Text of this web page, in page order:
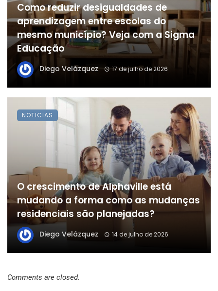
Como reduzir desigualdades de
aprendizagem entre escolas do
mesmo município? Veja com a Sigma
Educação
Diego Velázquez 17 de julho de 2026
O crescimento de Alphaville está
mudando a forma como as mudanças
residenciais são planejadas?
Diego Velázquez 14 de julho de 2026
NOTICIAS
Comments are closed.